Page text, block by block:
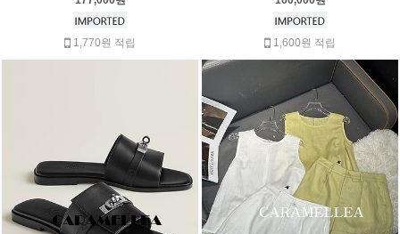
1,770원 적립 1,600원 적립